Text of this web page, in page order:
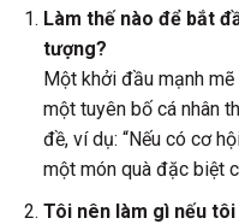
Làm thế nào để bắt
tượng?
Một khởi đầu mạnh
một tuyên bố cá nhân
đề, ví dụ: “Nếu có cơ
một món quà đặc biệt
Tôi nên làm gì nếu